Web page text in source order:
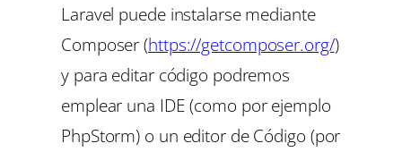
Laravel puede instalarse mediante
Composer (https://getcomposer.org/)
y para editar código podremos
emplear una IDE (como por ejemplo
PhpStorm) o un editor de Código (por